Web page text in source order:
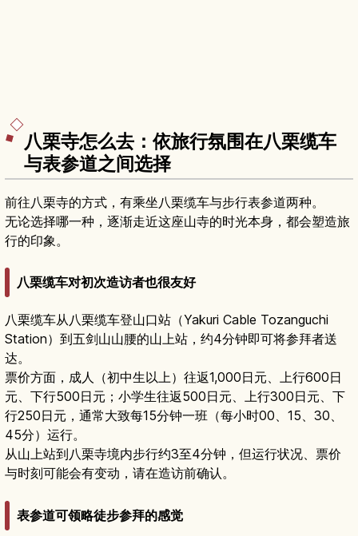
八栗寺怎么去：依旅行氛围在八栗缆车
与表参道之间选择
前往八栗寺的方式，有乘坐八栗缆车与步行表参道两种。
无论选择哪一种，逐渐走近这座山寺的时光本身，都会塑造旅
行的印象。
八栗缆车对初次造访者也很友好
八栗缆车从八栗缆车登山口站（Yakuri Cable Tozanguchi
Station）到五剑山山腰的山上站，约4分钟即可将参拜者送
达。
票价方面，成人（初中生以上）往返1,000日元、上行600日
元、下行500日元；小学生往返500日元、上行300日元、下
行250日元，通常大致每15分钟一班（每小时00、15、30、
45分）运行。
从山上站到八栗寺境内步行约3至4分钟，但运行状况、票价
与时刻可能会有变动，请在造访前确认。
表参道可领略徒步参拜的感觉